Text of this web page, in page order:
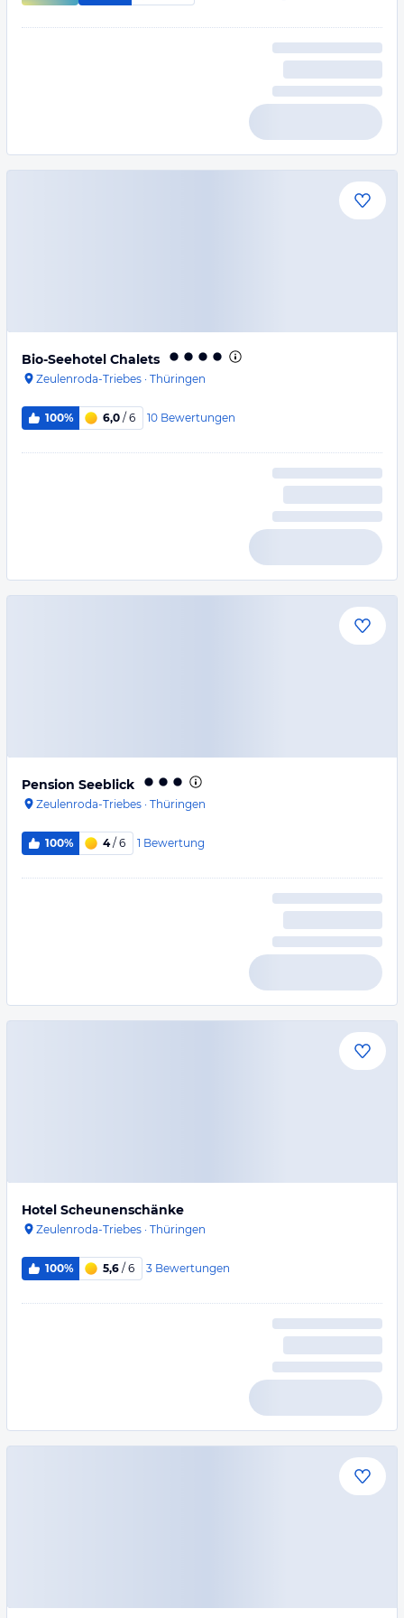
Bio-Seehotel Chalets
Zeulenroda-Triebes · Thüringen
100% 6,0 / 6 10 Bewertungen
Pension Seeblick
Zeulenroda-Triebes · Thüringen
100% 4/ 6 1 Bewertung
Hotel Scheunenschänke
Zeulenroda-Triebes · Thüringen
100% 5,6 / 6 3 Bewertungen